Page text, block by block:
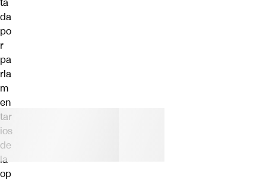
da
po
r
pa
rla
m
en
tar
ios
de
la
op